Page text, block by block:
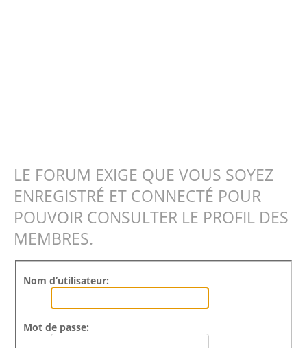
LE FORUM EXIGE QUE VOUS SOYEZ
ENREGISTRÉ ET CONNECTÉ POUR
POUVOIR CONSULTER LE PROFIL DES
MEMBRES.
Nom d’utilisateur:
Mot de passe: